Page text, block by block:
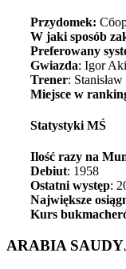
Przydomek:
W jaki sposób
Preferowany
Gwiazda: Igor
Trener:
Miejsce w
Statystyki MŚ
Ilość razy na
Debiut: 1958
Ostatni występ:
Największe
Kurs
ARABIA